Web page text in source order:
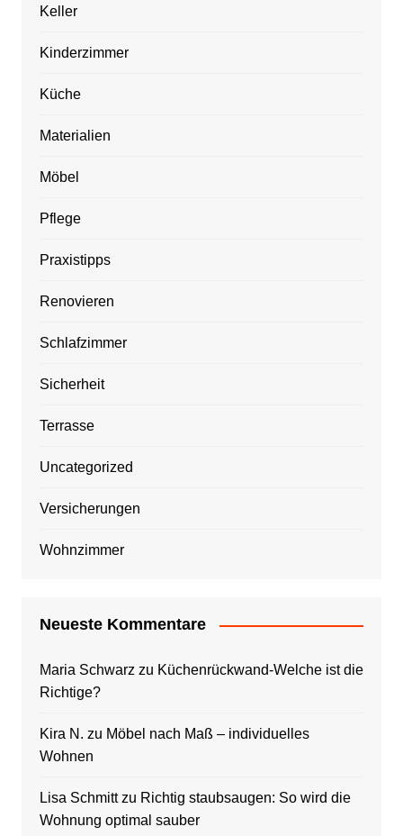
Keller
Kinderzimmer
Küche
Materialien
Möbel
Pflege
Praxistipps
Renovieren
Schlafzimmer
Sicherheit
Terrasse
Uncategorized
Versicherungen
Wohnzimmer
Neueste Kommentare
Maria Schwarz zu Küchenrückwand-Welche ist die
Richtige?
Kira N. zu Möbel nach Maß – individuelles
Wohnen
Lisa Schmittzu Richtig staubsaugen: So wird die
Wohnung optimal sauber